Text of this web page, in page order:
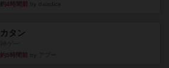
約4時間前
カタン
約5時間前